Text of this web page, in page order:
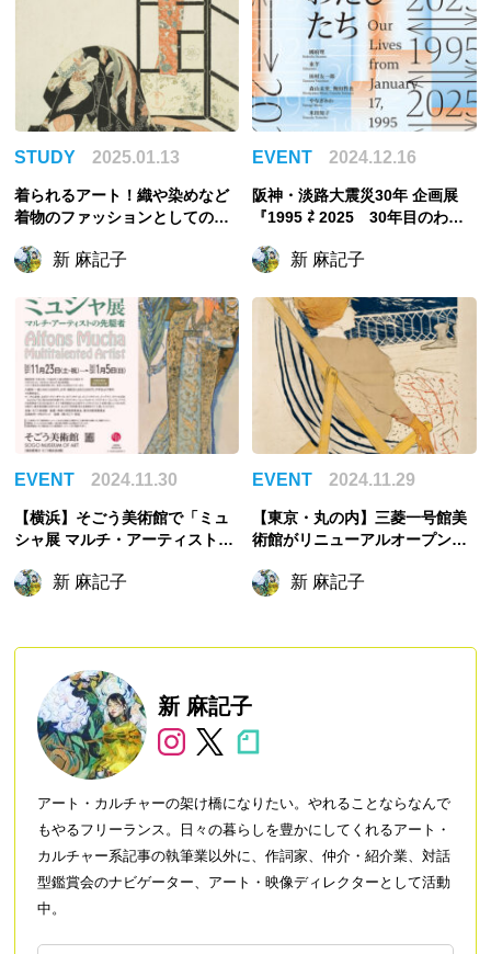
STUDY 2025.01.13
着られるアート！織や染めなど
着物のファッションとしての魅
新 麻記子
EVENT 2024.12.16
阪神・淡路大震災30年 企画展
『1995 ⇄ 2025 30年目のわた
での自主企画展！
新 麻記子
EVENT 2024.11.30
【横浜】そごう美術館で「ミュ
シャ展 マルチ・アーティストの
新 麻記子
EVENT 2024.11.29
【東京・丸の内】三菱一号館美
術館がリニューアルオープン！
ルーズ＝ロートレックとソフ
新 麻記子
新 麻記子
アート・カルチャーの架け橋になりたい。やれることならなんで
もやるフリーランス。日々の暮らしを豊かにしてくれるアート・
カルチャー系記事の執筆業以外に、作詞家、仲介・紹介業、対話
型鑑賞会のナビゲーター、アート・映像ディレクターとして活動
中。